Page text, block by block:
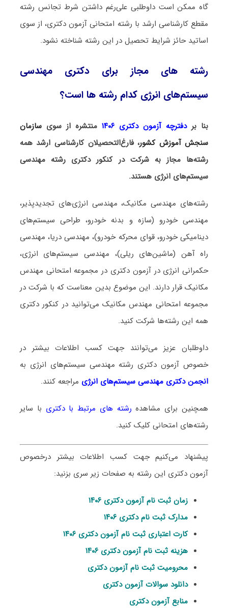
گاه ممکن است داوطلبی علی‌رغم داشتن شرط تجانس رشته
مقطع کارشناسی ارشد با رشته امتحانی آزمون دکتری، از سوی
اساتید حائز شرایط تحصیل در این رشته شناخته نشود.
رشته های مجاز برای دکتری مهندسی
سیستم‌های انرژی کدام رشته ها است؟
بنا بردفترچه آزمون دکتری ۱۴۰۶ منتشره از سویسازمان
سنجش آموزش کشور، فارغ‌التحصیلان کارشناسی ارشد همه
رشته‌ها مجاز به شرکت در کنکور دکتری رشتهمهندسی
سیستم‌های انرژی هستند.
رشته‌های مهندسی مکانیک، مهندسی انرژی‌های تجدیدپذیر،
مهندسی خودرو (سازه و بدنه خودرو، طراحی سیستم‌های
دینامیکی خودرو، قوای محرکه خودرو)، مهندسی دریا، مهندسی
راه آهن (ماشین‌های ریلی)، مهندسی سیستم‌های انرژی،
حکمرانی انرژی در آزمون دکتری در مجموعه امتحانی مهندس
مکانیک قرار دارند. این موضوع بدین معناست که با شرکت در
مجموعه امتحانی مهندس مکانیک می‌توانید در کنکور دکتری
همه این رشته‌ها شرکت کنید.
داوطلبان عزیز می‌توانند جهت کسب اطلاعات بیشتر در
خصوص آزمون دکتری رشته مهندسی سیستم‌های انرژی به
انجمن دکتری مهندسی سیستم‌های انرژی مراجعه کنند.
همچنین برای مشاهده رشته های مرتبط با دکتری با سایر
رشته‌های امتحانی کلیک کنید.
پیشنهاد می‌کنیم جهت کسب اطلاعات بیشتر درخصوص
آزمون دکتری این رشته به صفحات زیر سری بزنید:
زمان ثبت نام آزمون دکتری ۱۴۰۶
مدارک ثبت نام دکتری ۱۴۰۶
کارت اعتباری ثبت نام آزمون دکتری ۱۴۰۶
هزینه ثبت نام آزمون دکتری ۱۴۰۶
محرومیت ثبت نام آزمون دکتری
دانلود سوالات آزمون دکتری
منابع آزمون دکتری